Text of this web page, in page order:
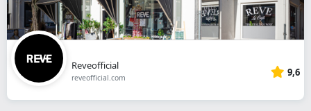
Reveofficial
reveofficial.com 9,6